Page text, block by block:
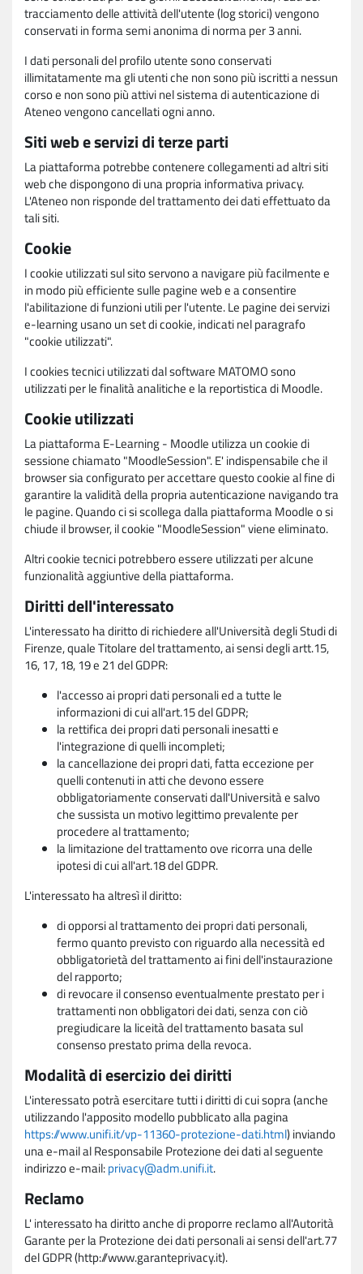
tracciamento delle attività dell'utente (log storici) vengono
conservati in forma semi anonima di norma per 3 anni.
I dati personali del profilo utente sono conservati
illimitatamente ma gli utenti che non sono più iscritti a nessun
corso e non sono più attivi nel sistema di autenticazione di
Ateneo vengono cancellati ogni anno.
Siti web e servizi di terze parti
La piattaforma potrebbe contenere collegamenti ad altri siti
web che dispongono di una propria informativa privacy.
L'Ateneo non risponde del trattamento dei dati effettuato da
tali siti.
Cookie
I cookie utilizzati sul sito servono a navigare più facilmente e
in modo più efficiente sulle pagine web e a consentire
l'abilitazione di funzioni utili per l'utente. Le pagine dei servizi
e-learning usano un set di cookie, indicati nel paragrafo
"cookie utilizzati".
I cookies tecnici utilizzati dal software MATOMO sono
utilizzati per le finalità analitiche e la reportistica di Moodle.
Cookie utilizzati
La piattaforma E-Learning - Moodle utilizza un cookie di
sessione chiamato "MoodleSession". E' indispensabile che il
browser sia configurato per accettare questo cookie al fine di
garantire la validità della propria autenticazione navigando tra
le pagine. Quando ci si scollega dalla piattaforma Moodle o si
chiude il browser, il cookie "MoodleSession" viene eliminato.
Altri cookie tecnici potrebbero essere utilizzati per alcune
funzionalità aggiuntive della piattaforma.
Diritti dell'interessato
L'interessato ha diritto di richiedere all'Università degli Studi di
Firenze, quale Titolare del trattamento, ai sensi degli artt.15,
16, 17, 18, 19 e 21 del GDPR:
l'accesso ai propri dati personali ed a tutte le
informazioni di cui all'art.15 del GDPR;
la rettifica dei propri dati personali inesatti e
l'integrazione di quelli incompleti;
la cancellazione dei propri dati, fatta eccezione per
quelli contenuti in atti che devono essere
obbligatoriamente conservati dall'Università e salvo
che sussista un motivo legittimo prevalente per
procedere al trattamento;
la limitazione del trattamento ove ricorra una delle
ipotesi di cui all'art.18 del GDPR.
L'interessato ha altresì il diritto:
di opporsi al trattamento dei propri dati personali,
fermo quanto previsto con riguardo alla necessità ed
obbligatorietà del trattamento ai fini dell'instaurazione
del rapporto;
di revocare il consenso eventualmente prestato per i
trattamenti non obbligatori dei dati, senza con ciò
pregiudicare la liceità del trattamento basata sul
consenso prestato prima della revoca.
Modalità di esercizio dei diritti
L'interessato potrà esercitare tutti i diritti di cui sopra (anche
utilizzando l'apposito modello pubblicato alla pagina
https://www.unifi.it/vp-11360-protezione-dati.html) inviando
una e-mail al Responsabile Protezione dei dati al seguente
indirizzo e-mail:privacy@adm.unifi.it.
Reclamo
L' interessato ha diritto anche di proporre reclamo all'Autorità
Garante per la Protezione dei dati personali ai sensi dell'art.77
del GDPR (http://www.garanteprivacy.it).